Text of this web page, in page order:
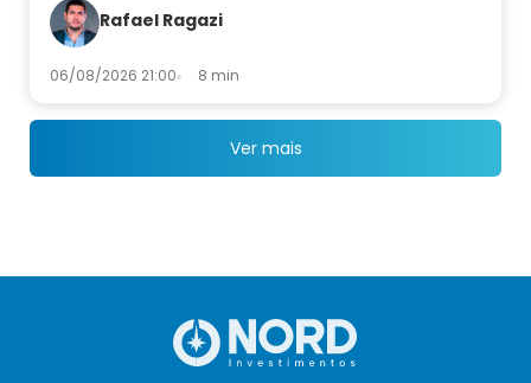
Rafael Ragazi
06/08/2026 21:00 8 min
Ver mais